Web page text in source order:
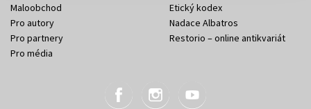
Maloobchod
Pro autory
Pro partnery
Pro média
Etický kodex
Nadace Albatros
Restorio – online antikvariát